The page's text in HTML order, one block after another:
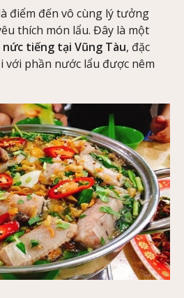
điểm đến vô cùng lý tưởng
thích món lẩu. Đây là một
nức tiếng tại Vũng Tàu, đặc
với phần nước lẩu được nêm